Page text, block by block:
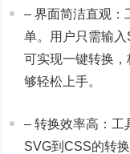
– 界面简洁直观：
单。用户只需输
可实现一键转换
够轻松上手。
– 转换效率高：工
SVG到CSS的转